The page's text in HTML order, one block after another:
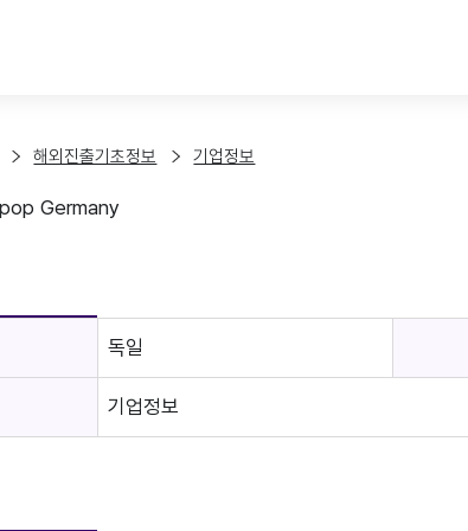
해외진출기초정보 기업정보
Germany
독일
기업정보